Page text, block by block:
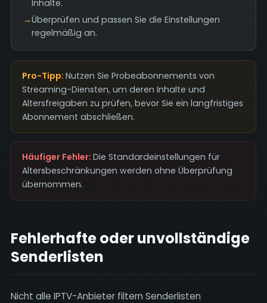
Inhalte.
→Überprüfen und passen Sie die Einstellungen
regelmäßig an.
Pro-Tipp: Nutzen Sie Probeabonnements von
Streaming-Diensten, um deren Inhalte und
Altersfreigaben zu prüfen, bevor Sie ein langfristiges
Abonnement abschließen.
Häufiger Fehler: Die Standardeinstellungen für
Altersbeschränkungen werden ohne Überprüfung
übernommen.
Fehlerhafte oder unvollständige
Senderlisten
Nicht alle IPTV-Anbieter filtern Senderlisten